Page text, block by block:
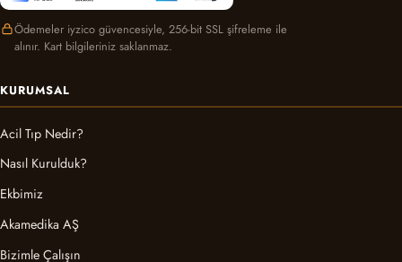
Ödemeler iyzico güvencesiyle, 256-bit SSL şifreleme ile
alınır. Kart bilgileriniz saklanmaz.
KURUMSAL
Acil Tıp Nedir?
Nasıl Kurulduk?
Ekbimiz
Akamedika AŞ
Bizimle Çalışın